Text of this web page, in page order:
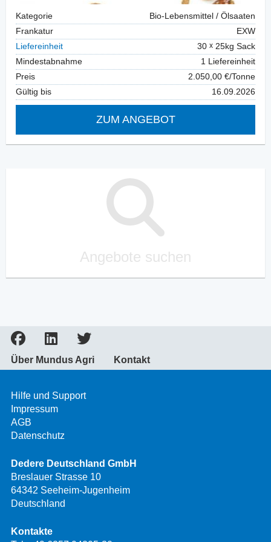
Kategorie
Bio-Lebensmittel / Ölsaaten
Frankatur
EXW
Liefereinheit
30
25kg Sack
Mindestabnahme
1 Liefereinheit
Preis
2.050,00 €/Tonne
Gültig bis
16.09.2026
ZUM ANGEBOT
Angebote suchen
Über Mundus Agri Kontakt
Hilfe und Support
Impressum
AGB
Datenschutz
Dedere Deutschland GmbH
Breslauer Strasse 10
64342 Seeheim-Jugenheim
Deutschland
Kontakte